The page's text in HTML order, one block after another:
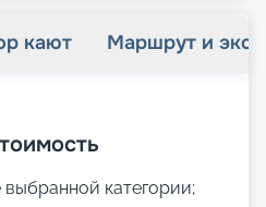
кают Маршрут и
категории;